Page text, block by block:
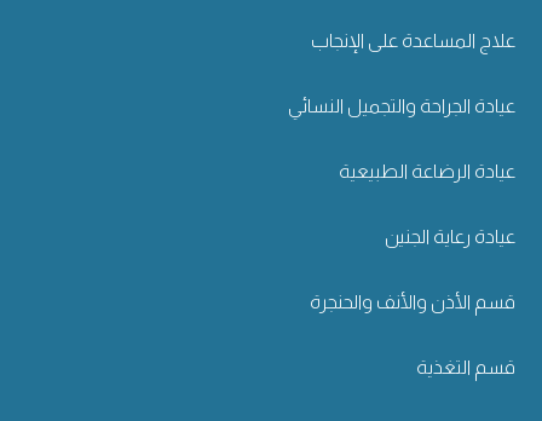
علاج المساعدة على الإنجاب
عيادة الجراحة والتجميل النسائي
عيادة الرضاعة الطبيعية
عيادة رعاية الجنين
قسم الأذن والأنف والحنجرة
قسم التغذية